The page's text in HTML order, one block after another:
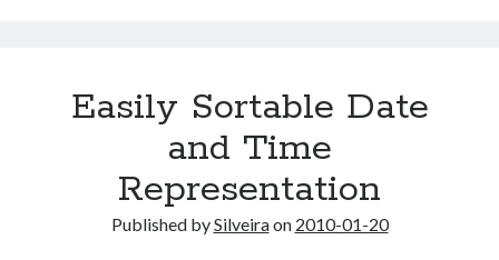
Easily Sortable Date
and Time
Representation
Published bySilveiraon 2010-01-20